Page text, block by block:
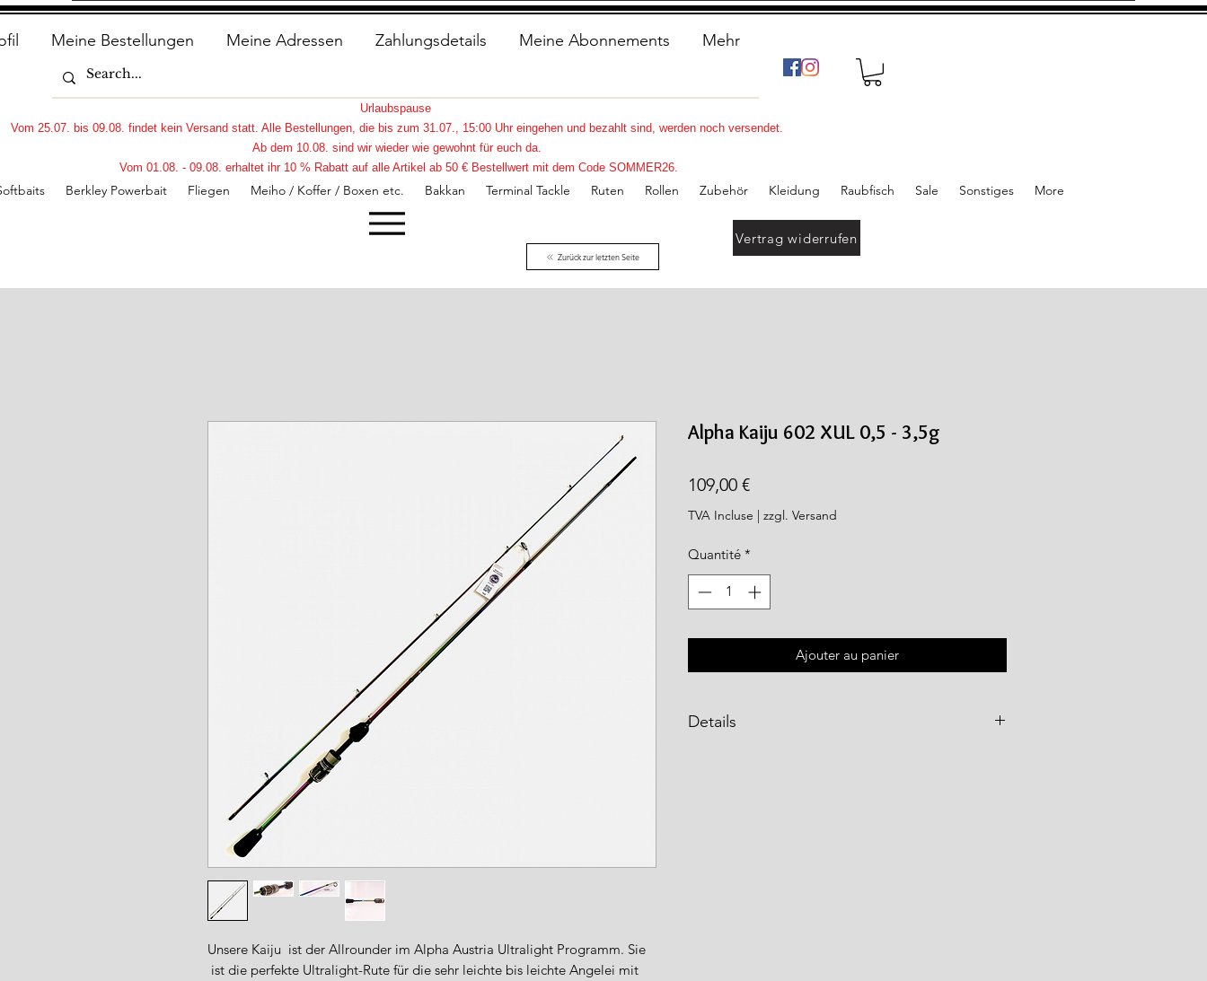
www.angel-area.com
Meine Bestellungen Meine Adressen Zahlungsdetails Meine Abonnements Mehr
Berkley Powerbait Fliegen Meiho / Koffer / Boxen etc. Bakkan Terminal Tackle Ruten Rollen Zubehör Kleidung Raubfisch Sale Sonstiges More
Urlaubspause
Vom 25.07. bis 09.08. findet kein Versand statt. Alle Bestellungen, die bis zum 31.07., 15:00 Uhr eingehen und bezahlt sind, werden noch versendet.
Ab dem 10.08. sind wir wieder wie gewohnt für euch da.
Vom 01.08. - 09.08. erhaltet ihr 10 % Rabatt auf alle Artikel ab 50 € Bestellwert mit dem Code SOMMER26.
Vertrag widerrufen
Zurück zur letzten Seite
Unsere Kaiju ist der Allrounder im Alpha Austria Ultralight Programm. Sie
ist die perfekte Ultralight-Rute für die sehr leichte bis leichte Angelei mit
Alpha Kaiju 602 XUL 0,5 - 3,5g
109,00 €Prix
TVA Incluse | zzgl. Versand
Quantité *
Ajouter au panier
Details